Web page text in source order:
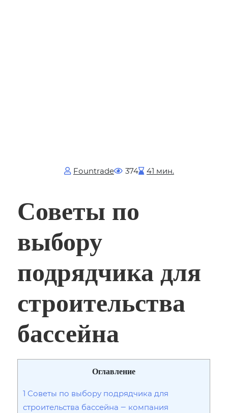
Fоuntrade 374 41 мин.
Советы по
выбору
подрядчика для
строительства
бассейна
Оглавление
1 Советы по выбору подрядчика для
строительства бассейна ‒ компания